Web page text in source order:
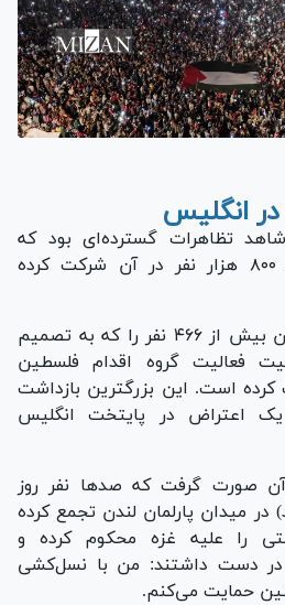
انگلیس
تظاهرات گسترده‌ای بود که
به‌گفته سازمان‌دهندگان، ۸۰۰ هزار نفر در آن شرکت کرده
به‌گفته فعالان، پلیس لندن بیش از ۴۶۶ نفر را که به تصمیم
فعالیت گروه اقدام فلسطین
کرده است. این بزرگترین بازداشت
اعتراض در پایتخت انگلیس
صورت گرفت که صد‌ها نفر روز
آگوست (۱۸ مرداد) در میدان پارلمان لندن تجمع کرده
را علیه غزه محکوم کرده و
در دست داشتند: من با نسل‌کشی
حمایت می‌کنم.